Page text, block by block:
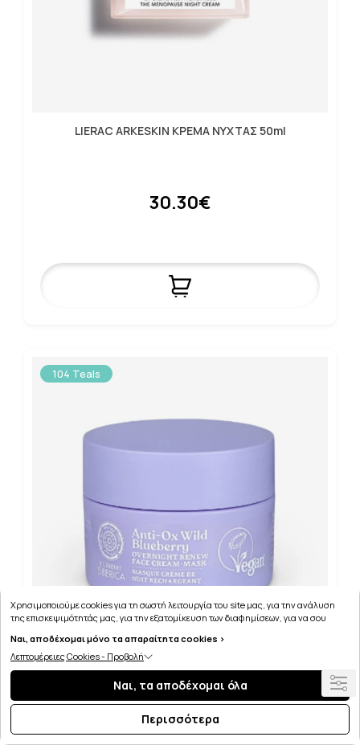
LIERAC ARKESKIN ΚΡΕΜΑ ΝΥΧΤΑΣ 50ml
30.30€
104 Teals
NATURA SIBERICA ANTI-OX WILD BLUEBERRY ΜΑΣΚΑ
ΝΥΚΤΟΣ ΑΝΑΝΕΩΣΗΣ 50ml
Χρησιμοποιούμε cookies για τη σωστή λειτουργία του site μας, για την ανάλυση
της επισκεψιμότητάς μας, για την εξατομίκευση των διαφημίσεων, για να σου
μας εύκολα! Μπορείς να δεις τη πολιτική μας για τα cookies
Ναι, αποδέχομαι μόνο τα απαραίτητα cookies >
Λεπτομέρειες Cookies - Προβολή
Ναι, τα αποδέχομαι όλα
Περισσότερα